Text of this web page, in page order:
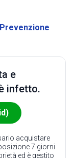
Prevenzione
e
infetto.
acquistare
7 giorni
ed è gestito